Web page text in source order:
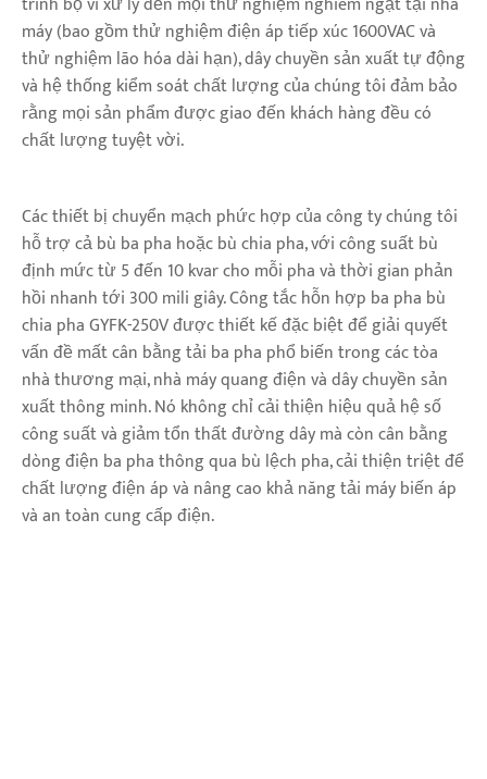
máy (bao gồm thử nghiệm điện áp tiếp xúc 1600VAC và
thử nghiệm lão hóa dài hạn), dây chuyền sản xuất tự động
và hệ thống kiểm soát chất lượng của chúng tôi đảm bảo
rằng mọi sản phẩm được giao đến khách hàng đều có
chất lượng tuyệt vời.
Các thiết bị chuyển mạch phức hợp của công ty chúng tôi
hỗ trợ cả bù ba pha hoặc bù chia pha, với công suất bù
định mức từ 5 đến 10 kvar cho mỗi pha và thời gian phản
hồi nhanh tới 300 mili giây. Công tắc hỗn hợp ba pha bù
chia pha GYFK-250V được thiết kế đặc biệt để giải quyết
vấn đề mất cân bằng tải ba pha phổ biến trong các tòa
nhà thương mại, nhà máy quang điện và dây chuyền sản
xuất thông minh. Nó không chỉ cải thiện hiệu quả hệ số
công suất và giảm tổn thất đường dây mà còn cân bằng
dòng điện ba pha thông qua bù lệch pha, cải thiện triệt để
chất lượng điện áp và nâng cao khả năng tải máy biến áp
và an toàn cung cấp điện.